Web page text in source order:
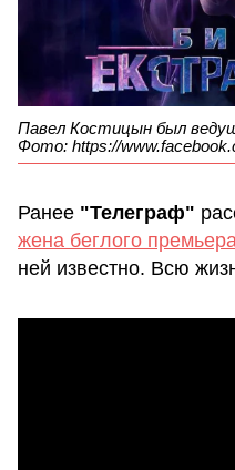
Павел Костицын был
Фото: https://
Ранее "Телеграф"
жена беглого
ней известно. Всю